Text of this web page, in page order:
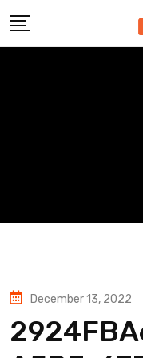
to
December 13, 2022